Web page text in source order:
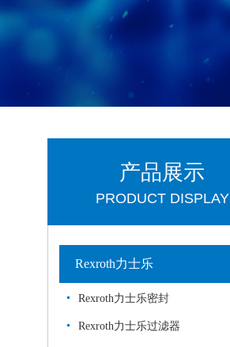
产品展示
PRODUCT DISPLAY
Rexroth力士乐
Rexroth力士乐密封
Rexroth力士乐过滤器